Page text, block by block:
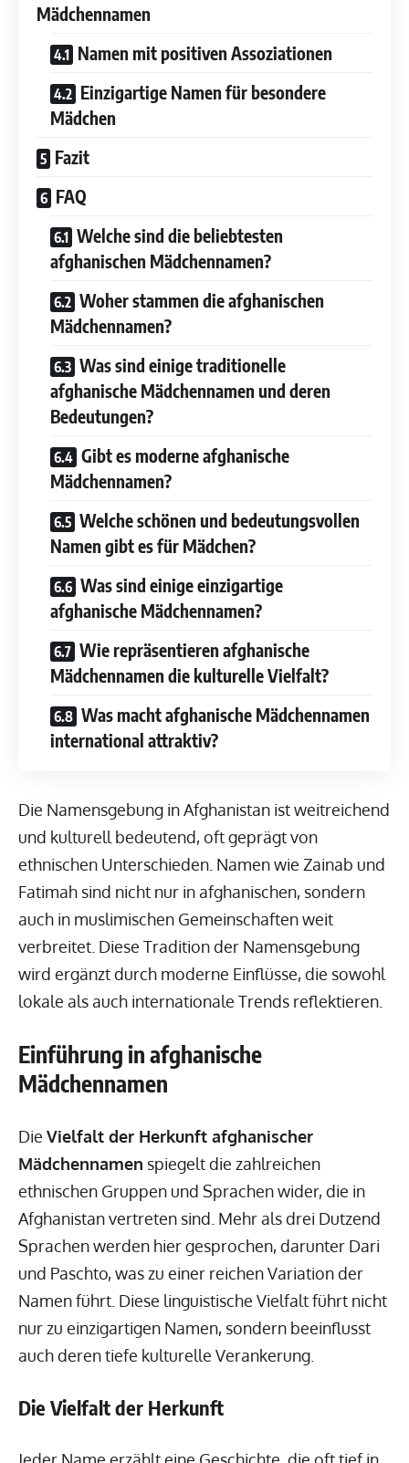
Mädchennamen
Namen mit positiven Assoziationen
Einzigartige Namen für besondere
Mädchen
Fazit
FAQ
Welche sind die beliebtesten
afghanischen Mädchennamen?
Woher stammen die afghanischen
Mädchennamen?
Was sind einige traditionelle
afghanische Mädchennamen und deren
Bedeutungen?
Gibt es moderne afghanische
Mädchennamen?
Welche schönen und bedeutungsvollen
Namen gibt es für Mädchen?
Was sind einige einzigartige
afghanische Mädchennamen?
Wie repräsentieren afghanische
Mädchennamen die kulturelle Vielfalt?
Was macht afghanische Mädchennamen
international attraktiv?
Die Namensgebung in Afghanistan ist weitreichend
und kulturell bedeutend, oft geprägt von
ethnischen Unterschieden. Namen wie Zainab und
Fatimah sind nicht nur in afghanischen, sondern
auch in muslimischen Gemeinschaften weit
verbreitet. Diese Tradition der Namensgebung
wird ergänzt durch moderne Einflüsse, die sowohl
lokale als auch internationale Trends reflektieren.
Einführung in afghanische
Mädchennamen
Die Vielfalt der Herkunft afghanischer
Mädchennamen spiegelt die zahlreichen
ethnischen Gruppen und Sprachen wider, die in
Afghanistan vertreten sind. Mehr als drei Dutzend
Sprachen werden hier gesprochen, darunter Dari
und Paschto, was zu einer reichen Variation der
Namen führt. Diese linguistische Vielfalt führt nicht
nur zu einzigartigen Namen, sondern beeinflusst
auch deren tiefe kulturelle Verankerung.
Die Vielfalt der Herkunft